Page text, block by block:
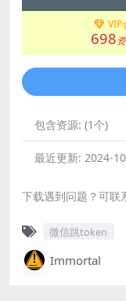
VIP
698
包含资源: (1个)
最近更新: 2024-
下载遇到问题？可联
微信跳token
Immortal